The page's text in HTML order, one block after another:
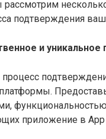
подтверждения
и уникальное
приложение в App